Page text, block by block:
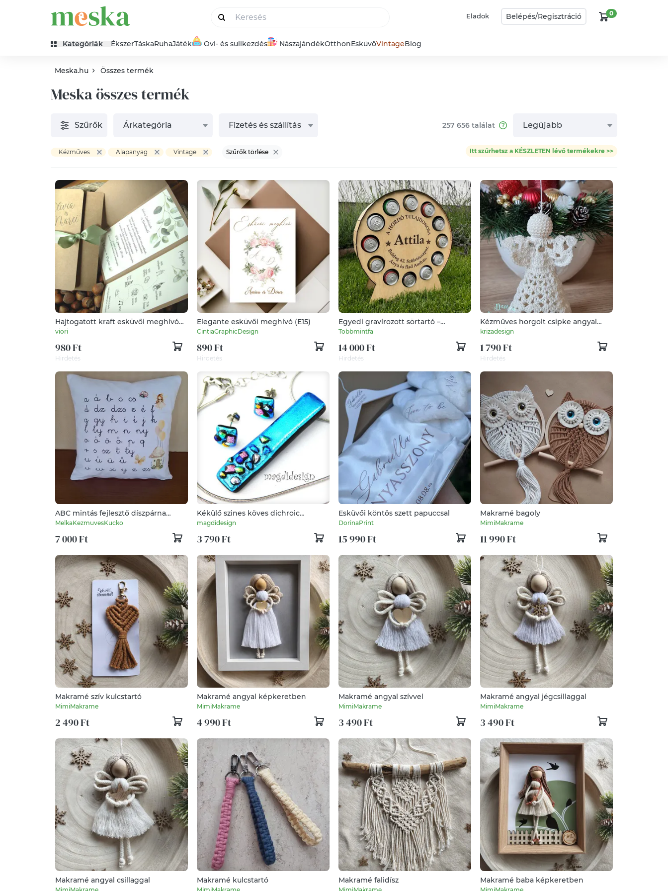
Eladok Belépés/Regisztráció 0
Kategóriák ÉkszerTáskaRuhaJáték Ovi- és sulikezdés NászajándékOtthonEsküvőVintageBlog
Meska.hu Összes termék
Meska összes termék
Szűrők Árkategória Fizetés és szállítás 257 656 találat Legújabb
Kézműves Alapanyag Vintage Itt szűrhetsz a KÉSZLETEN lévő termékekre >>
Szűrők törlése
Hajtogatott kraft esküvői meghívó
greenery festett eukaliptusz ággal
viori
980 Ft
Hirdetés
Elegante esküvői meghívó (E15)
CintiaGraphicDesign
890 Ft
Hirdetés
Egyedi gravírozott sörtartó –
különleges ajándék férfiaknak
Tobbmintfa
14 000 Ft
Hirdetés
Kézműves horgolt csipke angyal
(rusztikus törtfehér)
krizadesign
1 790 Ft
Hirdetés
ABC mintás fejlesztő díszpárna
tündéres
MelkaKezmuvesKucko
7 000 Ft
Kékülő szines köves dichroic
üvegékszer szett nyaklánc stiftes
fülbevaló
magdidesign
3 790 Ft
Esküvői köntös szett papuccsal
DorinaPrint
15 990 Ft
Makramé bagoly
MimiMakrame
11 990 Ft
Makramé szív kulcstartó
MimiMakrame
2 490 Ft
Makramé angyal képkeretben
MimiMakrame
4 990 Ft
Makramé angyal szívvel
MimiMakrame
3 490 Ft
Makramé angyal jégcsillaggal
MimiMakrame
3 490 Ft
Makramé angyal csillaggal Makramé kulcstartó Makramé falidísz Makramé baba képkeretben